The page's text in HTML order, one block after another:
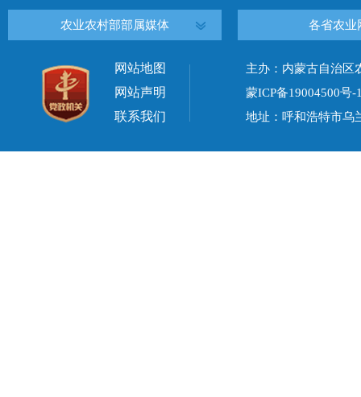
农业农村部部属媒体 各省农业
网站地图
网站声明
联系我们
主办：内蒙古自治
蒙ICP备19004500号-
地址：呼和浩特市